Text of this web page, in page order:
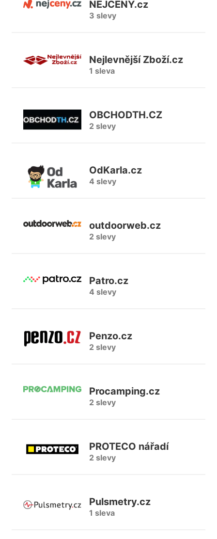
NEJCENY.cz
3 slevy
Nejlevnější Zboží.cz
1 sleva
OBCHODTH.CZ
2 slevy
OdKarla.cz
4 slevy
outdoorweb.cz
2 slevy
Patro.cz
4 slevy
Penzo.cz
2 slevy
Procamping.cz
2 slevy
PROTECO nářadí
2 slevy
Pulsmetry.cz
1 sleva